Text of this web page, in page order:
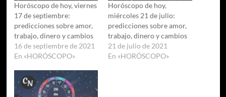
Horóscopo de hoy, viernes
17 de septiembre:
predicciones sobre amor,
trabajo, dinero y cambios
16 de septiembre de 2021
En «HORÓSCOPO»
Horóscopo de hoy,
miércoles 21 de julio:
predicciones sobre amor,
trabajo, dinero y cambios
21 de julio de 2021
En «HORÓSCOPO»